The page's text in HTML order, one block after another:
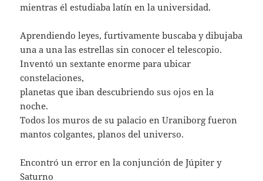
mientras él estudiaba latín en la universidad.
Aprendiendo leyes, furtivamente buscaba y dibujaba
una a una las estrellas sin conocer el telescopio.
Inventó un sextante enorme para ubicar
constelaciones,
planetas que iban descubriendo sus ojos en la
noche.
Todos los muros de su palacio en Uraniborg fueron
mantos colgantes, planos del universo.
Encontró un error en la conjunción de Júpiter y
Saturno